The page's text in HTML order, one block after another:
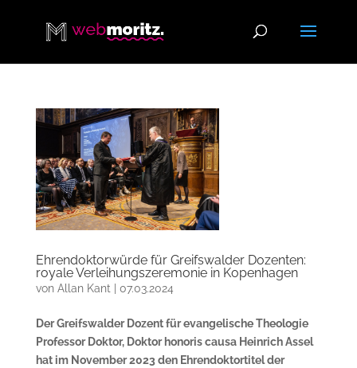
Ehrendoktorwürde für Greifswalder Dozenten:
royale Verleihungszeremonie in Kopenhagen
von Allan Kant| 07.03.2024
Der Greifswalder Dozent für evangelische Theologie
Professor Doktor, Doktor honoris causa Heinrich Assel
hat im November 2023 den Ehrendoktortitel der